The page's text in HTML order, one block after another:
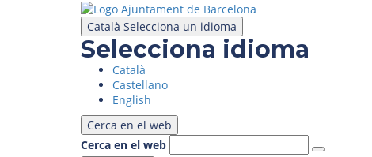
Català Selecciona un idioma
Selecciona idioma
Català
Castellano
English
Cerca en el web
Cerca en el web